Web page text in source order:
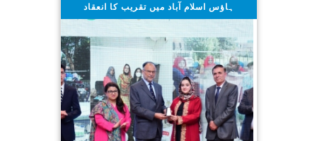
ہاؤس اسلام آباد میں تقریب کا انعقاد